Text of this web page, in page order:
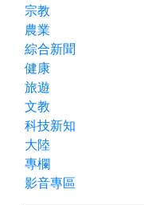
宗教
農業
綜合新聞
健康
旅遊
文教
科技新知
大陸
專欄
影音專區